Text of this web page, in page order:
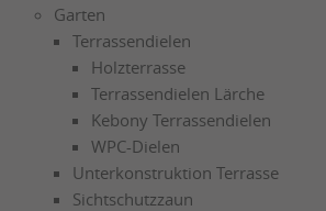
Garten
Terrassendielen
Holzterrasse
Terrassendielen Lärche
Kebony Terrassendielen
WPC-Dielen
Unterkonstruktion Terrasse
Sichtschutzzaun